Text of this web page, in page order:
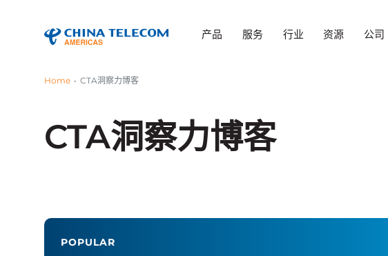
产品 服务 行业 资源 公司
Home CTA洞察力博客
CTA洞察力博客
POPULAR